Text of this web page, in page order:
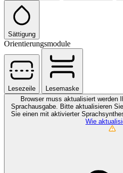
Sättigung
Orientierungsmodule
Lesezeile
Lesemaske
Browser muss aktualisiert werden
Sprachausgabe. Bitte aktualisieren
Sie einen mit aktivierter
Wie